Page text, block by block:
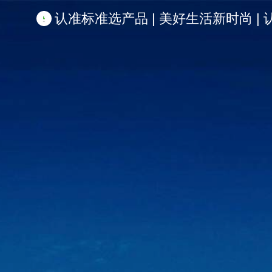
认准标准选产品 | 美好生活新时尚 |